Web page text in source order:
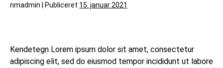
nmadmin Publiceret 15. januar 2021
Kendetegn Lorem ipsum dolor sit amet, consectetur
adipiscing elit, sed do eiusmod tempor incididunt ut labore